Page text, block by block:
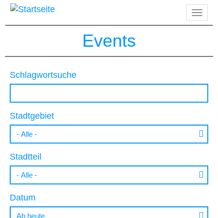
Direkt
Events
Schlagwortsuche
Stadtgebiet
Stadtteil
Datum